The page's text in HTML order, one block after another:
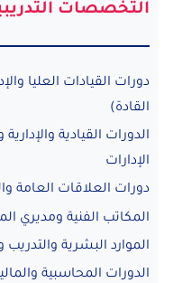
التخصصات التدريبية
دورات القيادات العليا
القادة)
الدورات القيادية
الإدارات
دورات العلاقات العامة
المكاتب الفنية ومديري
الموارد البشرية
الدورات المحاسبية